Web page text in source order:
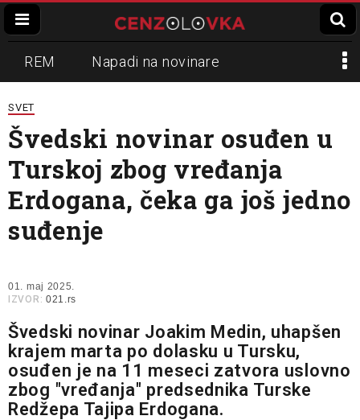
REM Napadi na novinare
Zvučni top
Propaganda Lokalni mediji
Informer Slavko Ćuruvija
SVET
Švedski novinar osuđen u
Turskoj zbog vređanja
Erdogana, čeka ga još jedno
suđenje
01. maj 2025.
IZVOR: 021.rs
Švedski novinar Joakim Medin, uhapšen
krajem marta po dolasku u Tursku,
osuđen je na 11 meseci zatvora uslovno
zbog "vređanja" predsednika Turske
Redžepa Tajipa Erdogana.